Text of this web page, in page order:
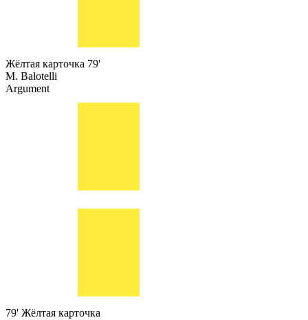
Жёлтая карточка 79'
M. Balotelli
Argument
79' Жёлтая карточка